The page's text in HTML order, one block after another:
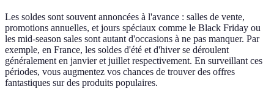
Les soldes sont souvent annoncées à l'avance : salles de vente,
promotions annuelles, et jours spéciaux comme le Black Friday ou
les mid-season sales sont autant d'occasions à ne pas manquer. Par
exemple, en France, les soldes d'été et d'hiver se déroulent
généralement en janvier et juillet respectivement. En surveillant ces
périodes, vous augmentez vos chances de trouver des offres
fantastiques sur des produits populaires.